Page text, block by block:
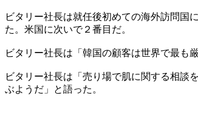
ビタリー社長は就任後初めての海外訪問国
た。米国に次いで２番目だ。
ビタリー社長は「韓国の顧客は世界で最も
ビタリー社長は「売り場で肌に関する相談
ぶようだ」と語った。